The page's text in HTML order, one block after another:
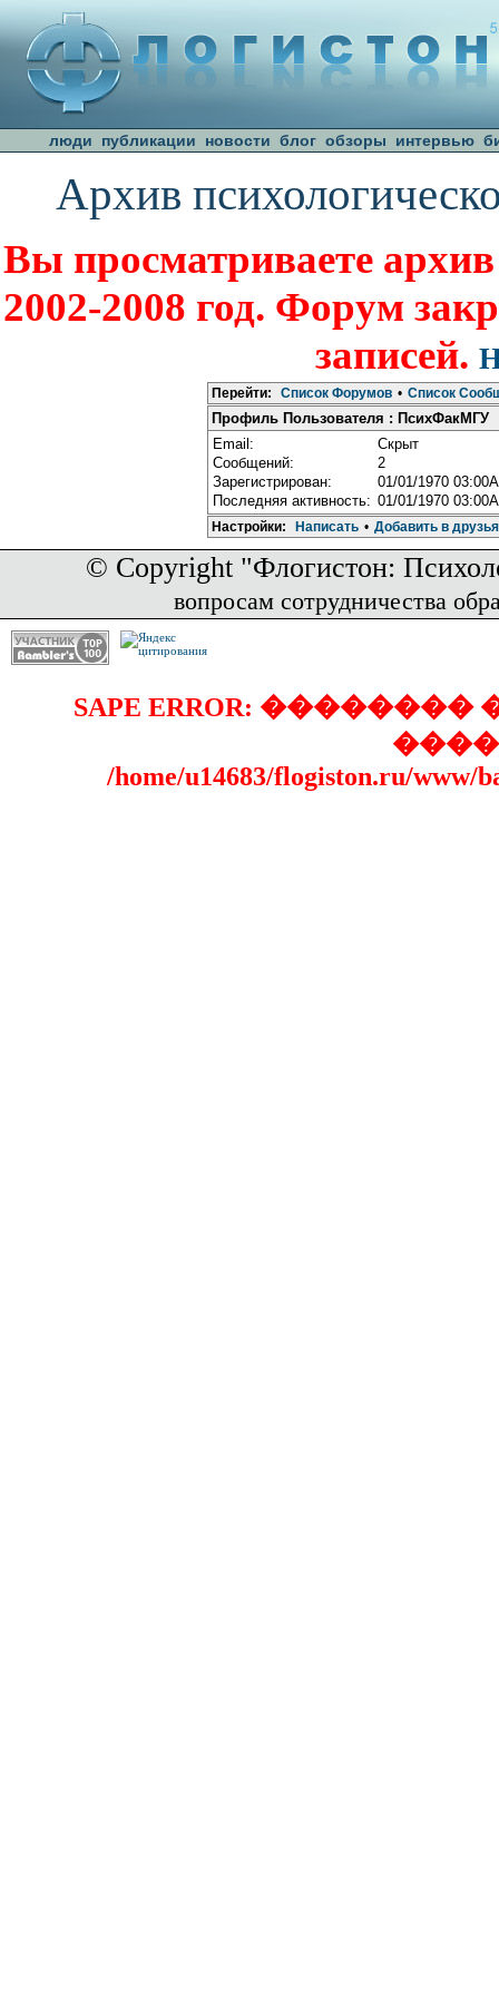
люди публикации новости блог обзоры интервью
Архив
Вы просматриваете
2002-2008 год. Форум
записей.
Перейти: Список Форумов • Список
Профиль Пользователя : ПсихФакМГУ
Email:
Скрыт
Сообщений:
2
Зарегистрирован:
01/01/1970
Последняя активность: 01/01/1970
Настройки: Написать • Добавить в друзья
© Copyright "Флогистон:
вопросам сотрудничества
SAPE ERROR:
/home/u14683/flogiston.ru/www/